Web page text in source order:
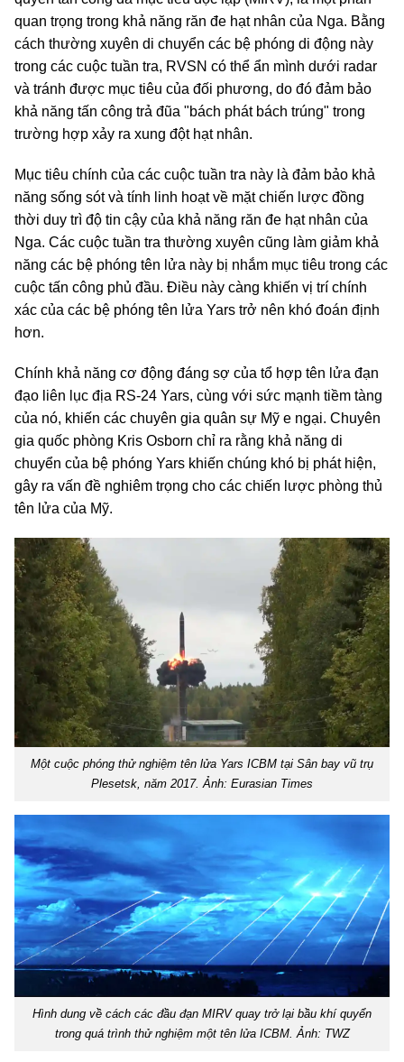
quan trọng trong khả năng răn đe hạt nhân của Nga. Bằng
cách thường xuyên di chuyển các bệ phóng di động này
trong các cuộc tuần tra, RVSN có thể ẩn mình dưới radar
và tránh được mục tiêu của đối phương, do đó đảm bảo
khả năng tấn công trả đũa "bách phát bách trúng" trong
trường hợp xảy ra xung đột hạt nhân.
Mục tiêu chính của các cuộc tuần tra này là đảm bảo khả
năng sống sót và tính linh hoạt về mặt chiến lược đồng
thời duy trì độ tin cậy của khả năng răn đe hạt nhân của
Nga. Các cuộc tuần tra thường xuyên cũng làm giảm khả
năng các bệ phóng tên lửa này bị nhắm mục tiêu trong các
cuộc tấn công phủ đầu. Điều này càng khiến vị trí chính
xác của các bệ phóng tên lửa Yars trở nên khó đoán định
hơn.
Chính khả năng cơ động đáng sợ của tổ hợp tên lửa đạn
đạo liên lục địa RS-24 Yars, cùng với sức mạnh tiềm tàng
của nó, khiến các chuyên gia quân sự Mỹ e ngại. Chuyên
gia quốc phòng Kris Osborn chỉ ra rằng khả năng di
chuyển của bệ phóng Yars khiến chúng khó bị phát hiện,
gây ra vấn đề nghiêm trọng cho các chiến lược phòng thủ
tên lửa của Mỹ.
Một cuộc phóng thử nghiệm tên lửa Yars ICBM tại Sân bay vũ trụ
Plesetsk, năm 2017. Ảnh: Eurasian Times
Hình dung về cách các đầu đạn MIRV quay trở lại bầu khí quyển
trong quá trình thử nghiệm một tên lửa ICBM. Ảnh: TWZ